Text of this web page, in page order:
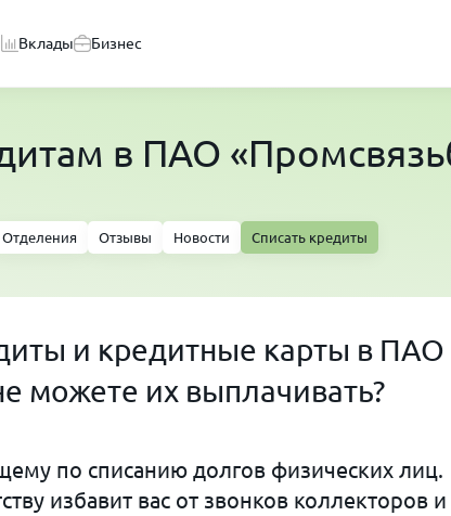
Вклады Бизнес
в ПАО
Отделения Отзывы Новости Списать кредиты
и кредитные карты в ПАО
можете их выплачивать?
по списанию долгов физических лиц.
избавит вас от звонков коллекторов